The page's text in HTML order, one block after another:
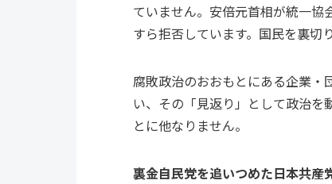
ていません。安倍元首相が統一
すら拒否しています。国民を裏切
腐敗政治のおおもとにある企業・
い、その「見返り」として政治
とに他なりません。
裏金自民党を追いつめた日本共産